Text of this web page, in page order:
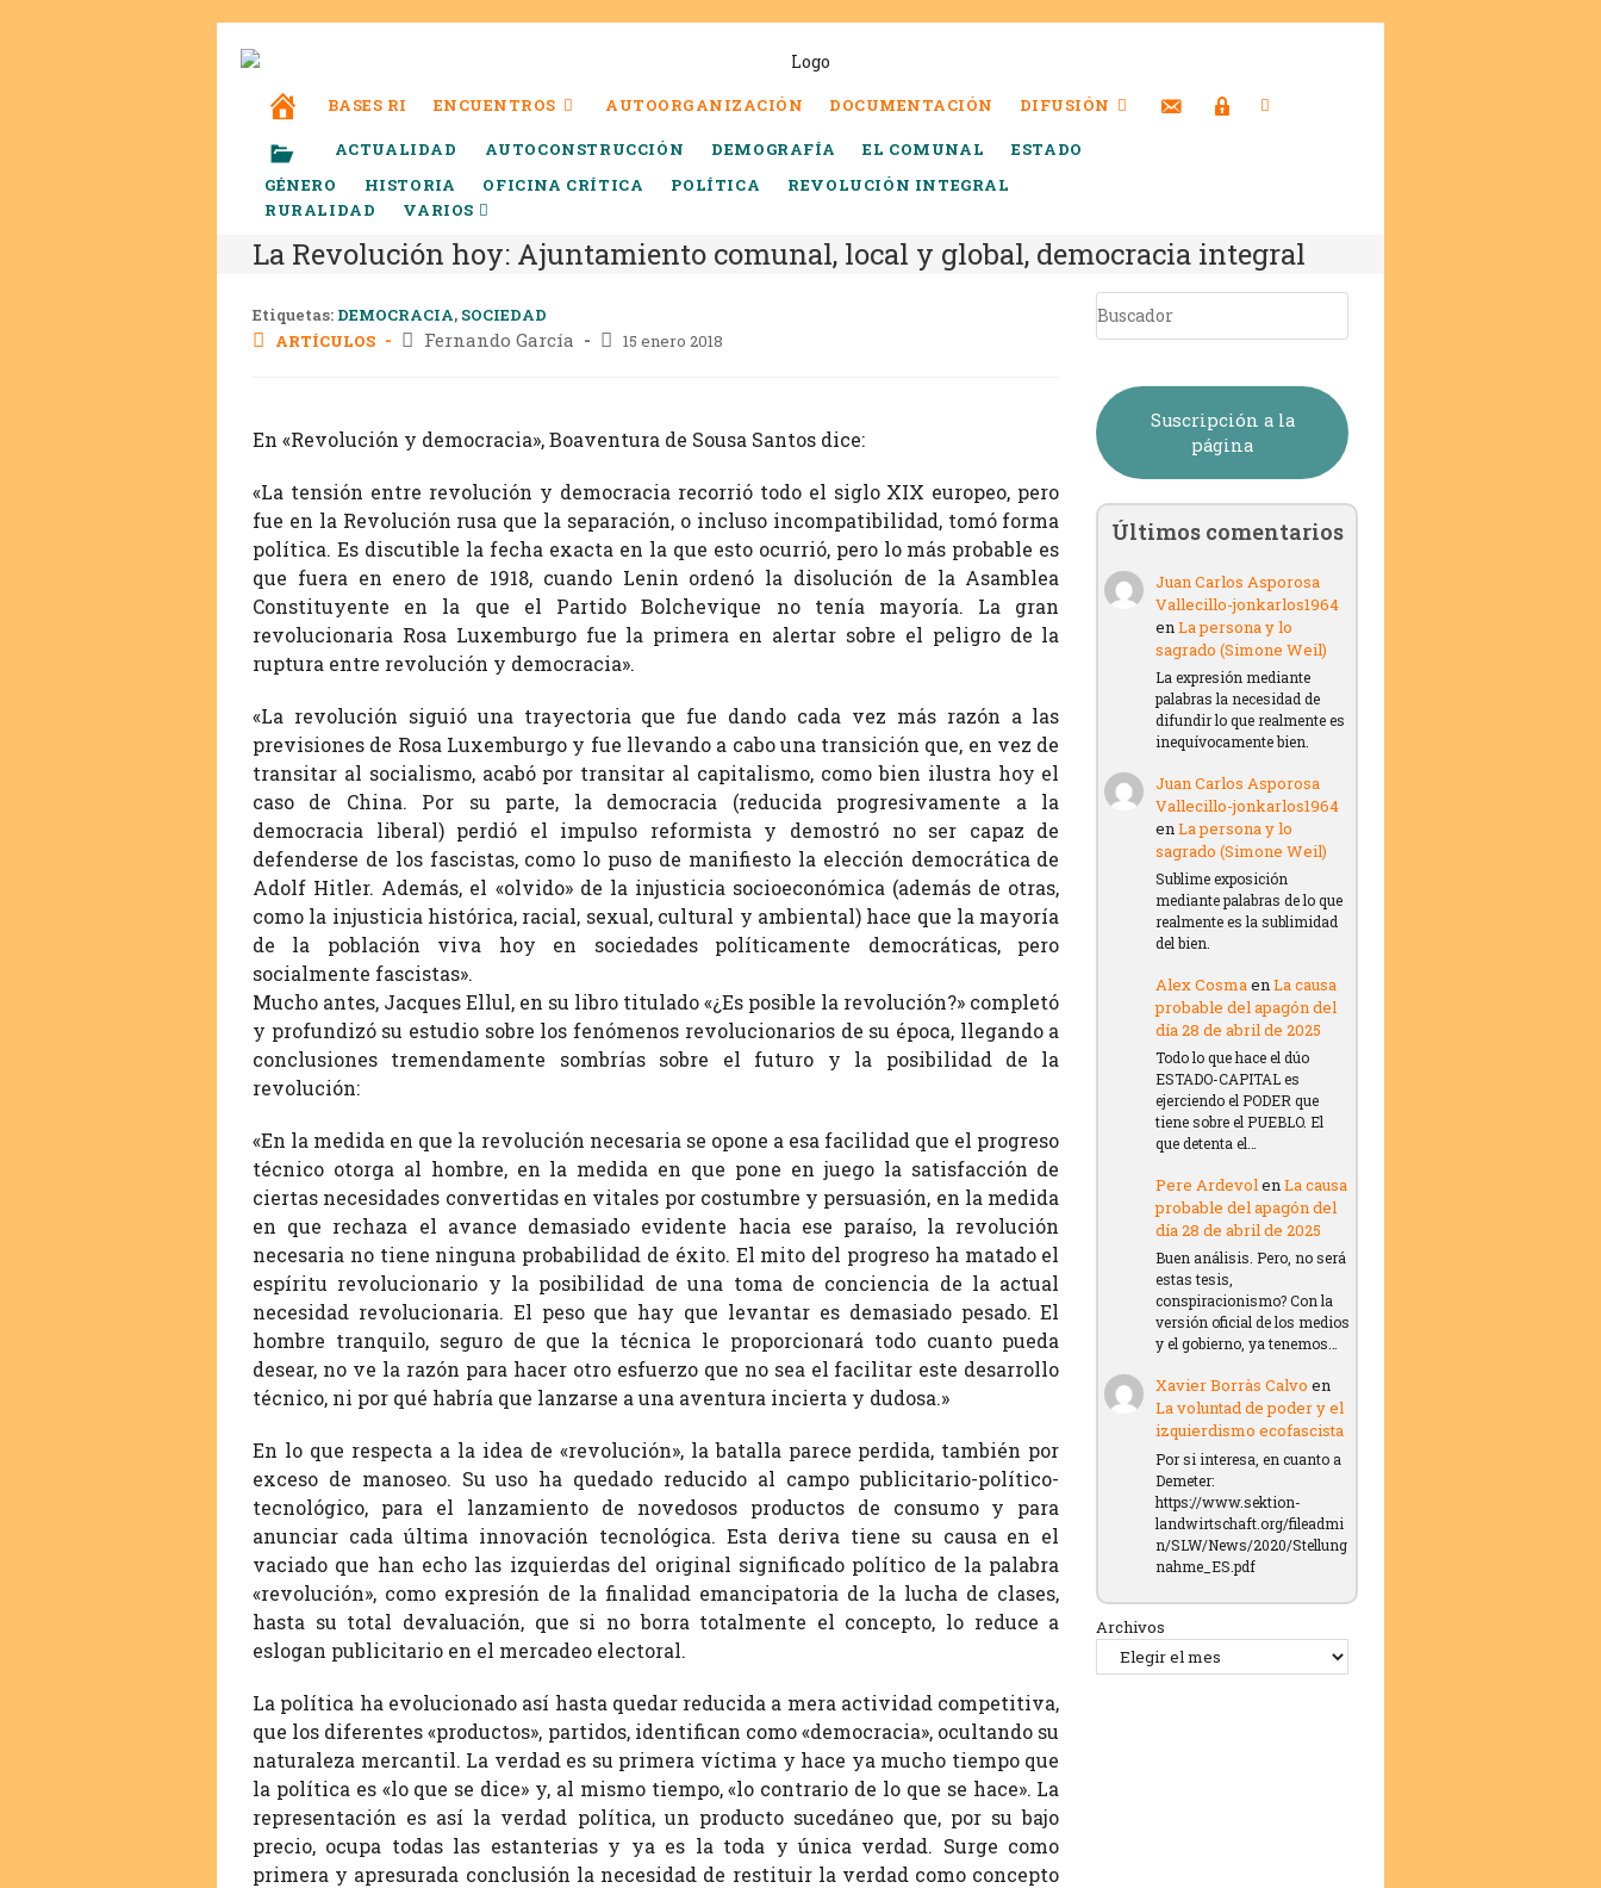
BASES RI ENCUENTROS AUTOORGANIZACIÓN DOCUMENTACIÓN DIFUSIÓN
ACTUALIDAD AUTOCONSTRUCCIÓN DEMOGRAFÍA EL COMUNAL
ESTADO
GÉNERO
HISTORIA OFICINA CRÍTICA POLÍTICA
REVOLUCIÓN INTEGRAL
RURALIDAD
VARIOS
La Revolución hoy: Ajuntamiento comunal, local y global, democracia integral
Etiquetas: DEMOCRACIA, SOCIEDAD
ARTÍCULOS
Fernando García 15 enero 2018
En «Revolución y democracia», Boaventura de Sousa Santos dice:
«La tensión entre revolución y democracia recorrió todo el siglo XIX europeo, pero
fue en la Revolución rusa que la separación, o incluso incompatibilidad, tomó forma
política. Es discutible la fecha exacta en la que esto ocurrió, pero lo más probable es
que fuera en enero de 1918, cuando Lenin ordenó la disolución de la Asamblea
Constituyente en la que el Partido Bolchevique no tenía mayoría. La gran
revolucionaria Rosa Luxemburgo fue la primera en alertar sobre el peligro de la
ruptura entre revolución y democracia».
«La revolución siguió una trayectoria que fue dando cada vez más razón a las
previsiones de Rosa Luxemburgo y fue llevando a cabo una transición que, en vez de
transitar al socialismo, acabó por transitar al capitalismo, como bien ilustra hoy el
caso de China. Por su parte, la democracia (reducida progresivamente a la
democracia liberal) perdió el impulso reformista y demostró no ser capaz de
defenderse de los fascistas, como lo puso de manifiesto la elección democrática de
Adolf Hitler. Además, el «olvido» de la injusticia socioeconómica (además de otras,
como la injusticia histórica, racial, sexual, cultural y ambiental) hace que la mayoría
de la población viva hoy en sociedades políticamente democráticas, pero
socialmente fascistas».
Mucho antes, Jacques Ellul, en su libro titulado «¿Es posible la revolución?» completó
y profundizó su estudio sobre los fenómenos revolucionarios de su época, llegando a
conclusiones tremendamente sombrías sobre el futuro y la posibilidad de la
revolución:
«En la medida en que la revolución necesaria se opone a esa facilidad que el progreso
técnico otorga al hombre, en la medida en que pone en juego la satisfacción de
ciertas necesidades convertidas en vitales por costumbre y persuasión, en la medida
en que rechaza el avance demasiado evidente hacia ese paraíso, la revolución
necesaria no tiene ninguna probabilidad de éxito. El mito del progreso ha matado el
espíritu revolucionario y la posibilidad de una toma de conciencia de la actual
necesidad revolucionaria. El peso que hay que levantar es demasiado pesado. El
hombre tranquilo, seguro de que la técnica le proporcionará todo cuanto pueda
desear, no ve la razón para hacer otro esfuerzo que no sea el facilitar este desarrollo
técnico, ni por qué habría que lanzarse a una aventura incierta y dudosa.»
En lo que respecta a la idea de «revolución», la batalla parece perdida, también por
exceso de manoseo. Su uso ha quedado reducido al campo publicitario-político-
tecnológico, para el lanzamiento de novedosos productos de consumo y para
anunciar cada última innovación tecnológica. Esta deriva tiene su causa en el
vaciado que han echo las izquierdas del original significado político de la palabra
«revolución», como expresión de la finalidad emancipatoria de la lucha de clases,
hasta su total devaluación, que si no borra totalmente el concepto, lo reduce a
eslogan publicitario en el mercadeo electoral.
La política ha evolucionado así hasta quedar reducida a mera actividad competitiva,
que los diferentes «productos», partidos, identifican como «democracia», ocultando su
naturaleza mercantil. La verdad es su primera víctima y hace ya mucho tiempo que
la política es «lo que se dice» y, al mismo tiempo, «lo contrario de lo que se hace». La
representación es así la verdad política, un producto sucedáneo que, por su bajo
precio, ocupa todas las estanterias y ya es la toda y única verdad. Surge como
primera y apresurada conclusión la necesidad de restituir la verdad como concepto
Suscripción a la
página
Últimos comentarios
Juan Carlos Asporosa
Vallecillo-jonkarlos1964
enLa persona y lo
sagrado (Simone Weil)
La expresión mediante
palabras la necesidad de
difundir lo que realmente es
inequívocamente bien.
Juan Carlos Asporosa
Vallecillo-jonkarlos1964
enLa persona y lo
sagrado (Simone Weil)
Sublime exposición
mediante palabras de lo que
realmente es la sublimidad
del bien.
Alex CosmaenLa causa
probable del apagón del
día 28 de abril de 2025
Todo lo que hace el dúo
ESTADO-CAPITAL es
ejerciendo el PODER que
tiene sobre el PUEBLO. El
que detenta el…
Pere ArdevolenLa causa
probable del apagón del
día 28 de abril de 2025
Buen análisis. Pero, no será
estas tesis,
conspiracionismo? Con la
versión oficial de los medios
y el gobierno, ya tenemos…
Xavier Borràs Calvo en
La voluntad de poder y el
izquierdismo ecofascista
Por si interesa, en cuanto a
Demeter:
https://www.sektion-
landwirtschaft.org/fileadmi
n/SLW/News/2020/Stellung
nahme_ES.pdf
Archivos